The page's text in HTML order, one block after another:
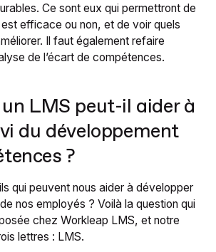
Ce sont eux qui permettront de
efficace ou non, et de voir quels
Il faut également refaire
de l’écart de compétences.
LMS peut-il aider à
du développement
?
qui peuvent nous aider à développer
nos employés ? Voilà la question qui
chez Workleap LMS, et notre
lettres : LMS.